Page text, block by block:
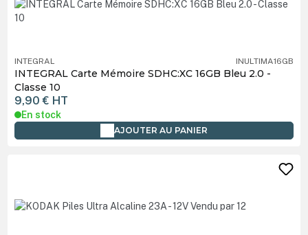
INTEGRAL INULTIMA16GB
INTEGRAL Carte Mémoire SDHC:XC 16GB Bleu 2.0 -
Classe 10
9,90 € HT
En stock
AJOUTER AU PANIER